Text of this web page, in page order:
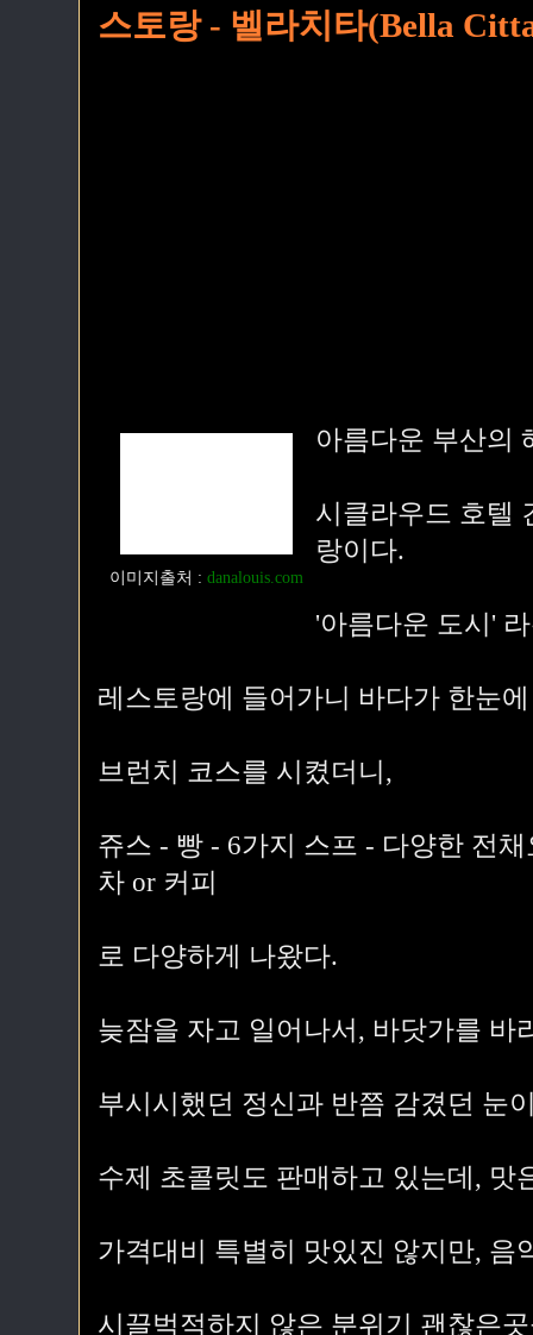
스토랑 - 벨라치타(Bella
이미지출처 : danalouis.com
아름다운 부산의
시클라우드 호텔
랑이다.
'아름다운 도시'
레스토랑에 들어가니 바다가 한눈
브런치 코스를 시켰더니,
쥬스 - 빵 - 6가지 스프 - 다양한 전
차 or 커피
로 다양하게 나왔다.
늦잠을 자고 일어나서, 바닷가를 바
부시시했던 정신과 반쯤 감겼던 눈
수제 초콜릿도 판매하고 있는데, 맛
가격대비 특별히 맛있진 않지만, 음
시끌벅적하지 않은 분위기 괜찮은